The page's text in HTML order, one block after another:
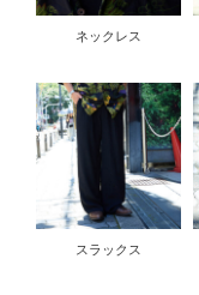
ネックレス
スラックス